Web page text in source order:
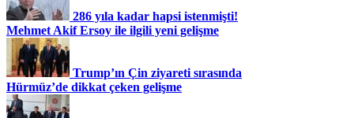
286 yıla kadar hapsi istenmişti!
Mehmet Akif Ersoy ile ilgili yeni gelişme
Trump’ın Çin ziyareti sırasında
Hürmüz’de dikkat çeken gelişme